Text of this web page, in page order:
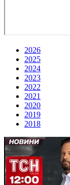
2026
2025
2024
2023
2022
2021
2020
2019
2018